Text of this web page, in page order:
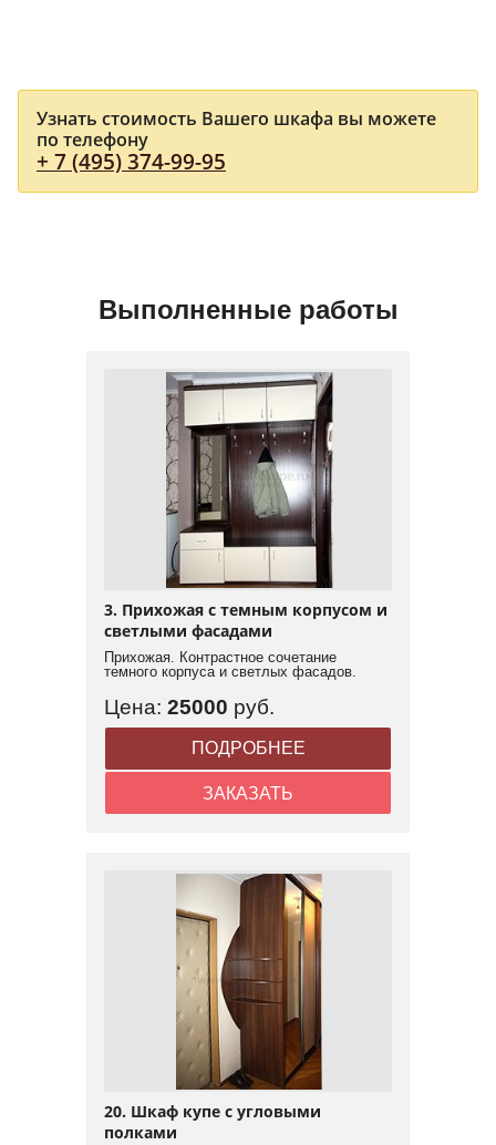
Узнать стоимость Вашего шкафа вы можете
по телефону
+ 7 (495) 374-99-95
Выполненные работы
3. Прихожая с темным корпусом и
светлыми фасадами
Прихожая. Контрастное сочетание
темного корпуса и светлых фасадов.
Цена: 25000 руб.
ПОДРОБНЕЕ
ЗАКАЗАТЬ
20. Шкаф купе с угловыми
полками